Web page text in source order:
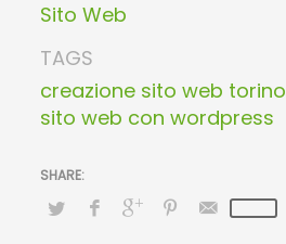
Sito Web
TAGS
creazione sito web torino
sito web con wordpress